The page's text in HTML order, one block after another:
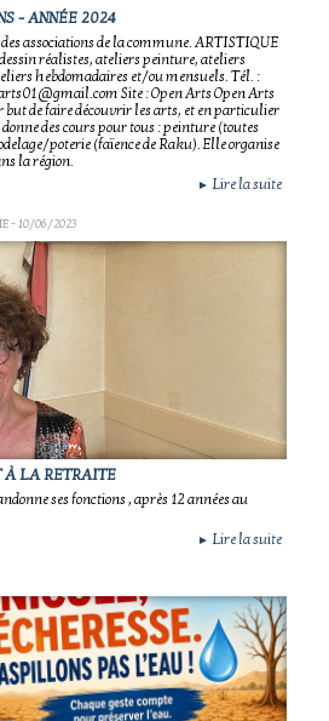
- ANNÉE 2024
associations de la commune. ARTISTIQUE
réalistes, ateliers peinture, ateliers
hebdomadaires et/ou mensuels. Tél. :
Site : Open Arts Open Arts
but de faire découvrir les arts, et en particulier
des cours pour tous : peinture (toutes
poterie (faïence de Raku). Elle organise
la région.
► Lire la suite
- 10/06/2023
À LA RETRAITE
ses fonctions , après 12 années au
► Lire la suite